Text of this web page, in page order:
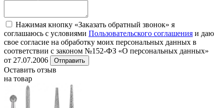
Нажимая кнопку «Заказать обратный звонок» я
соглашаюсь с условиями Пользовательского соглашения и даю
свое согласие на обработку моих персональных данных в
соответствии с законом №152-ФЗ «О персональных данных»
от 27.07.2006
Отправить
Оставить отзыв
на товар